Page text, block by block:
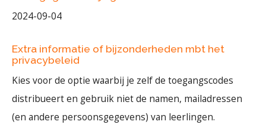
2024-09-04
Extra informatie of bijzonderheden mbt het
privacybeleid
Kies voor de optie waarbij je zelf de toegangscodes
distribueert en gebruik niet de namen, mailadressen
(en andere persoonsgegevens) van leerlingen.